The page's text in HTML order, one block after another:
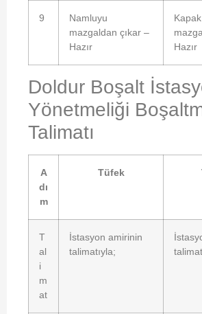
9
Namluyu
mazgaldan çıkar –
Hazır
Kapak
Hazır
Doldur Boşalt
Yönetmeliği
Talimatı
A
dı
m
Tüfek
T
al
i
m
at
İstasyon amirinin
talimatıyla;